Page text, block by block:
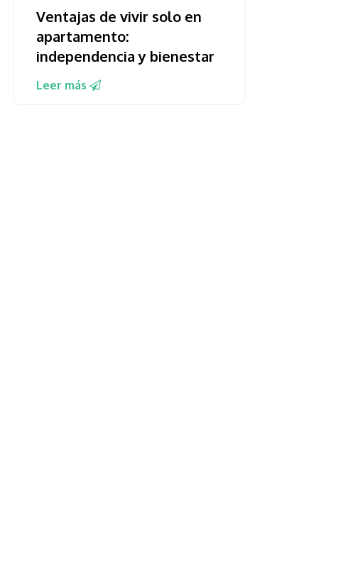
Ventajas de vivir solo en
apartamento:
independencia y bienestar
Leer más